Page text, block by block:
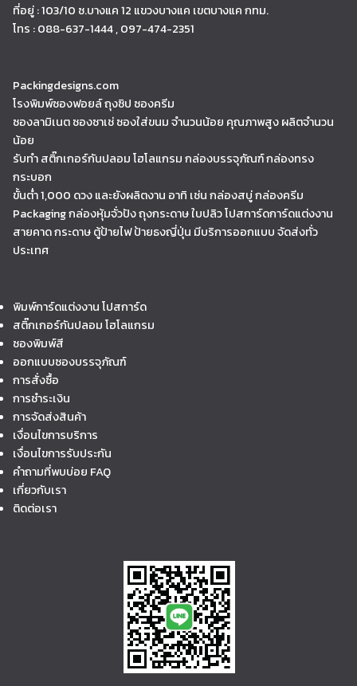
ที่อยู่ : 103/10 ซ.บางแค 12 แขวงบางแค เขตบางแค กทม.
โทร : 088-637-1444 , 097-474-2351
Packingdesigns.com
โรงพิมพ์ซองฟอยล์ ถุงซิป ซองครีม
ซองลามิเนต ซองซาเช่ ซองใส่ขนม จำนวนน้อย คุณภาพสูง ผลิตจำนวน
น้อย
รับทำ สติ๊กเกอร์กันปลอม โฮโลแกรม กล่องบรรจุภัณฑ์ กล่องทรง
กระบอก
ขั้นต่ำ 1,000 ดวง และยังผลิตงาน อาทิ เช่น กล่องสบู่ กล่องครีม
Packaging กล่องหุ้มจั่วปัง ถุงกระดาษ ใบปลิว โปสการ์ดการ์ดแต่งงาน
สายคาด กระดาษ ตู้ป้ายไฟ ป้ายธงญี่ปุ่น มีบริการออกแบบ จัดส่งทั่ว
ประเทศ
พิมพ์การ์ดแต่งงาน โปสการ์ด
สติ๊กเกอร์กันปลอม โฮโลแกรม
ซองพิมพ์สี
ออกแบบซองบรรจุภัณฑ์
การสั่งซื้อ
การชำระเงิน
การจัดส่งสินค้า
เงื่อนไขการบริการ
เงื่อนไขการรับประกัน
คำถามที่พบบ่อย FAQ
เกี่ยวกับเรา
ติดต่อเรา